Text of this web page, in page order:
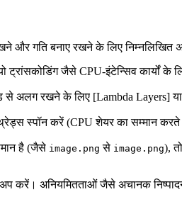
और गति बनाए रखने के लिए
जैसे CPU‑इंटेन्सिव कार्यों के
से अलग रखने के लिए [Lambda Layers]
स्पॉन करें (CPU शेयर का सम्मान
है (जैसे image.png से image.png),
करें। अनियमितताओं जैसे अचानक